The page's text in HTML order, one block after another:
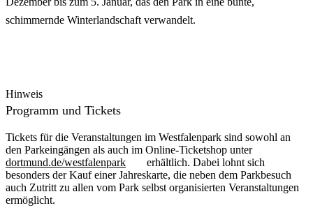
schimmernde Winterlandschaft verwandelt.
Hinweis
Programm und Tickets
Tickets für die Veranstaltungen im Westfalenpark sind sowohl an
den Parkeingängen als auch im Online-Ticketshop unter
dortmund.de/westfalenpark
erhältlich. Dabei lohnt sich
besonders der Kauf einer Jahreskarte, die neben dem Parkbesuch
auch Zutritt zu allen vom Park selbst organisierten Veranstaltungen
ermöglicht.